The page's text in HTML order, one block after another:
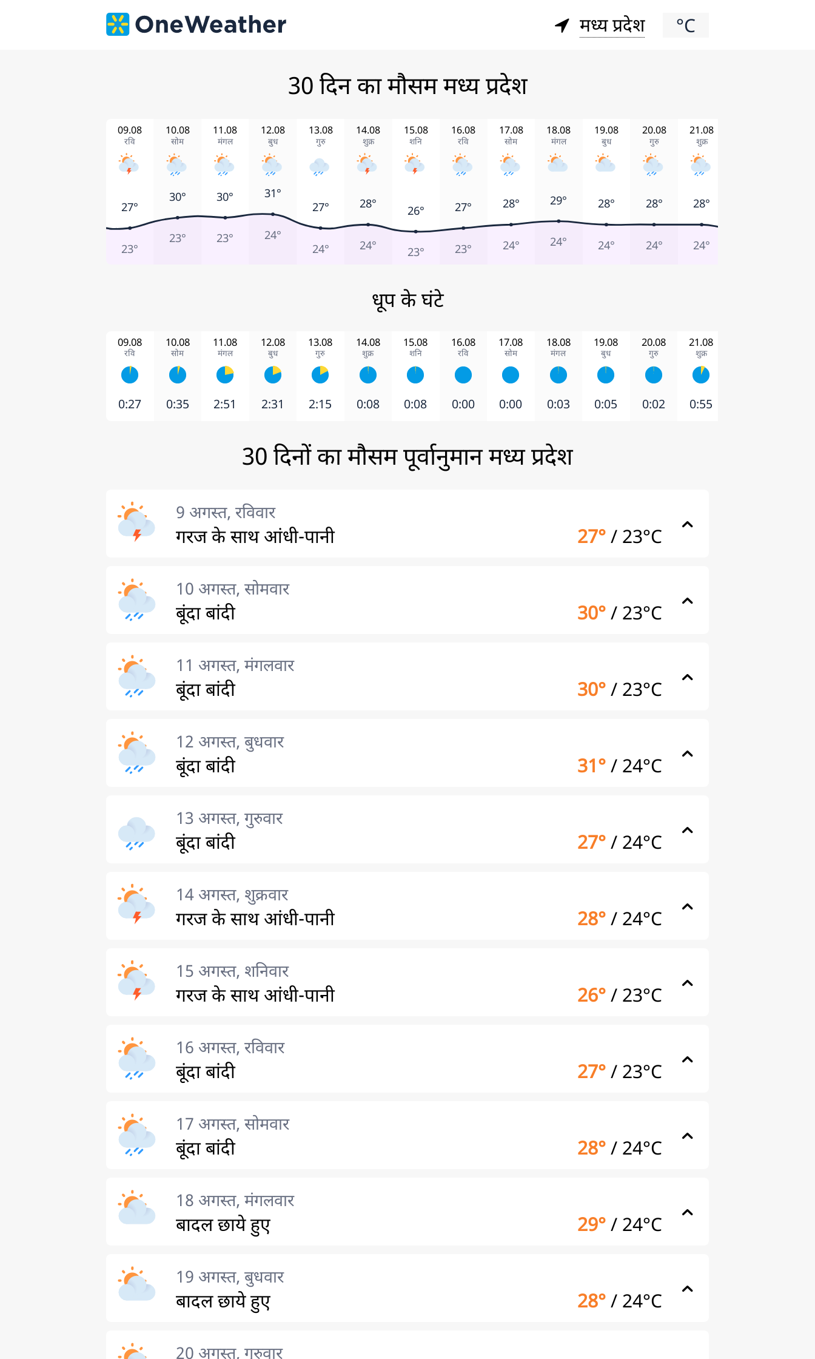
मध्य प्रदेश °C
30 दिन का मौसम मध्य प्रदेश
रवि
09.08
सोम
10.08
मंगल
11.08
बुध
12.08
गुरु
13.08
शुक्र
14.08
शनि
15.08
रवि
16.08
सोम
17.08
मंगल
18.08
बुध
19.08
गुरु
20.08
शुक्र
21.08
27°
23°
30°
23°
30°
23°
31°
24°
27°
24°
28°
24°
26°
23°
27°
23°
28°
24°
29°
24°
28°
24°
28°
24°
28°
24°
धूप के घंटे
09.08
रवि
0:27
10.08
सोम
0:35
11.08
मंगल
2:51
12.08
बुध
2:31
13.08
गुरु
2:15
14.08
शुक्र
0:08
15.08
शनि
0:08
16.08
रवि
0:00
17.08
सोम
0:00
18.08
मंगल
0:03
19.08
बुध
0:05
20.08
गुरु
0:02
21.08
शुक्र
0:55
30 दिनों का मौसम पूर्वानुमान मध्य प्रदेश
9 अगस्त, रविवार
गरज के साथ आंधी-पानी 27°/ 23°C
10 अगस्त, सोमवार
बूंदा बांदी 30°/ 23°C
11 अगस्त, मंगलवार
बूंदा बांदी 30°/ 23°C
12 अगस्त, बुधवार
बूंदा बांदी 31°/ 24°C
13 अगस्त, गुरुवार
बूंदा बांदी 27°/ 24°C
14 अगस्त, शुक्रवार
गरज के साथ आंधी-पानी 28°/ 24°C
15 अगस्त, शनिवार
गरज के साथ आंधी-पानी 26°/ 23°C
16 अगस्त, रविवार
बूंदा बांदी 27°/ 23°C
17 अगस्त, सोमवार
बूंदा बांदी 28°/ 24°C
18 अगस्त, मंगलवार
बादल छाये हुए 29°/ 24°C
19 अगस्त, बुधवार
बादल छाये हुए 28°/ 24°C
20 अगस्त, गुरुवार